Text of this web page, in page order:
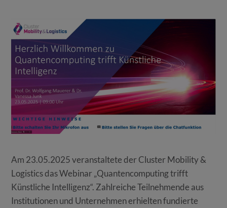
Am 23.05.2025 veranstaltete der Cluster Mobility &
Logistics das Webinar „Quantencomputing trifft
Künstliche Intelligenz“. Zahlreiche Teilnehmende aus
Institutionen und Unternehmen erhielten fundierte